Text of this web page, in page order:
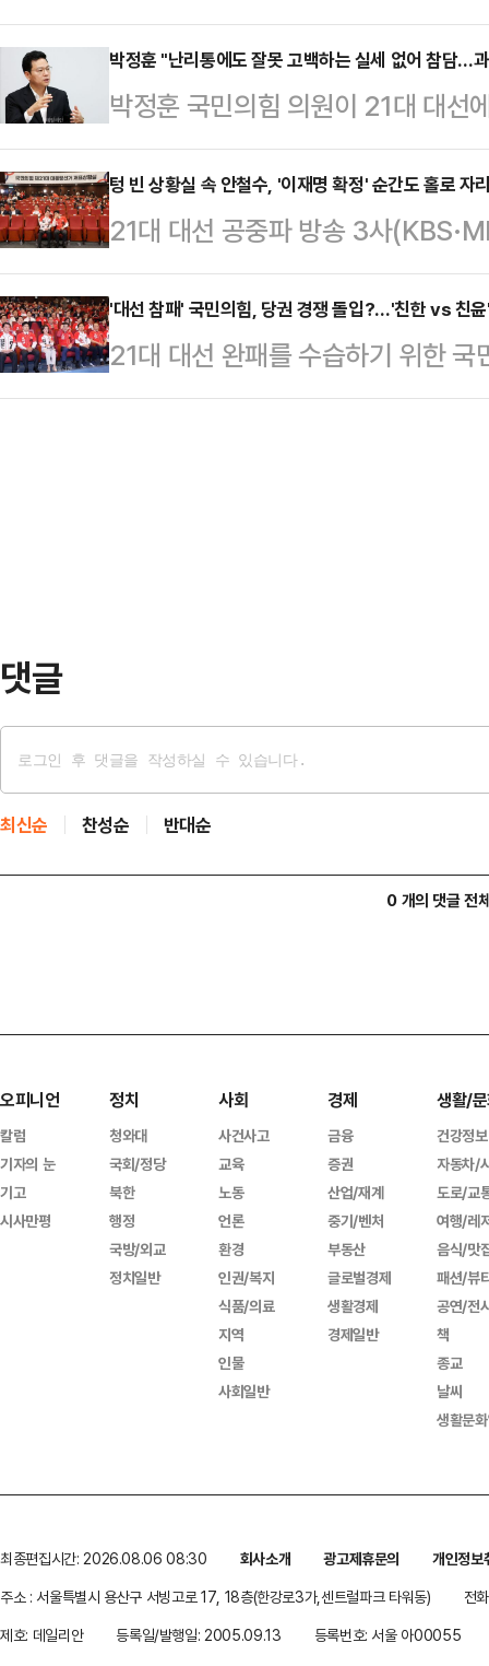
장치를 달아놓고 지금까지 당원과
다.”불사조(phoenix)는 이집트 신
년마다 한 번 스스로 향나무를 쌓아
난다고 한…
게 유리할지 투자자들의 계산이 분
화’와 ‘자본시장 신뢰 회복’ 등을
에 관심이 집중되고 있다.4일 금융
대선 직후 수익률이 높았던 업종
대통령의 공약 수혜 업종인 ▲증
에너지 등에 주목하고 있다.향후 국
낙관론이 계속되…
박정훈 "난리통에도 잘못 고백하는 실세 없어 참담…
박정훈 국민의힘 의원이 21대 대선
못했단 점을 꼽으며 "더 절박하게
난국을 넘을 수 없다"고 제안했다.
원칙이 파괴될 수 있다는 호소에도
리 당이 그만큼 부족했다는 반증"
사죄드린다"고 적었다.그는 "이재
겨냥하고 있다"며 "더불어민주당은
균 특검…
텅 빈 상황실 속 안철수, '이재명 확정' 순간도 홀로 자
21대 대선 공중파 방송 3사
민의힘 대선 개표상황실이 텅 비었
은 끝까지 자리를 지켜 이목이 집중
당선이 사실상 확정된 순간에도, 안
거운 마음으로 상황실을 지킨 것이
'대선 참패' 국민의힘, 당권 경쟁 돌입?…'친한 vs 친
21대 대선 완패를 수습하기 위한
이목이 집중되고 있다. 대선 완패
댓글
최신순 찬성순 반대순
0 개의 댓글 전
오피니언
칼럼
기자의 눈
기고
시사만평
정치
청와대
국회/정당
북한
행정
국방/외교
정치일반
사회
사건사고
교육
노동
언론
환경
인권/복지
식품/의료
지역
인물
사회일반
경제
금융
증권
산업/재계
중기/벤처
부동산
글로벌경제
생활경제
경제일반
생활/
건강정보
자동차/
도로/교
여행/레
음식/맛
패션/뷰
공연/전
책
종교
날씨
생활문
최종편집시간: 2026.08.06 08:30 회사소개 광고제휴문의
개인정보
주소 : 서울특별시 용산구 서빙고로 17, 18층(한강로3가,센트럴파크 타워동)
전
제호: 데일리안
등록일/발행일: 2005.09.13 등록번호: 서울 아00055